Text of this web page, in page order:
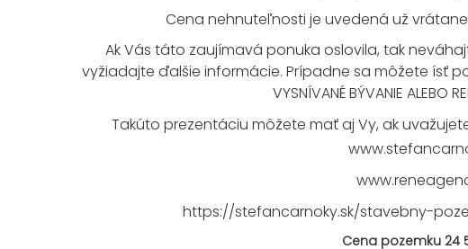
Cena nehnuteľnosti je uvedená už
Ak Vás táto zaujímavá ponuka oslovila, tak
vyžiadajte ďalšie informácie. Prípadne sa môžete ísť
VYSNÍVANÉ BÝVANIE ALEBO
Takúto prezentáciu môžete mať aj Vy, ak
https://stefancarnoky.sk/stavebny-
Cena pozemku 24